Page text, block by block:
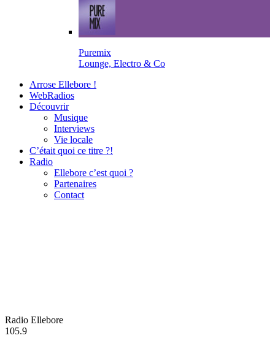
Puremix
Lounge, Electro & Co
Arrose Ellebore !
WebRadios
Découvrir
Musique
Interviews
Vie locale
C’était quoi ce titre ?!
Radio
Ellebore c’est quoi ?
Partenaires
Contact
Radio Ellebore
105.9